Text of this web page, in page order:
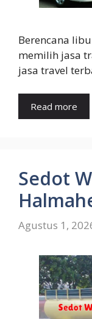
Berencana
memilih jasa
jasa travel
Read more
Sedot
Agustus 1,